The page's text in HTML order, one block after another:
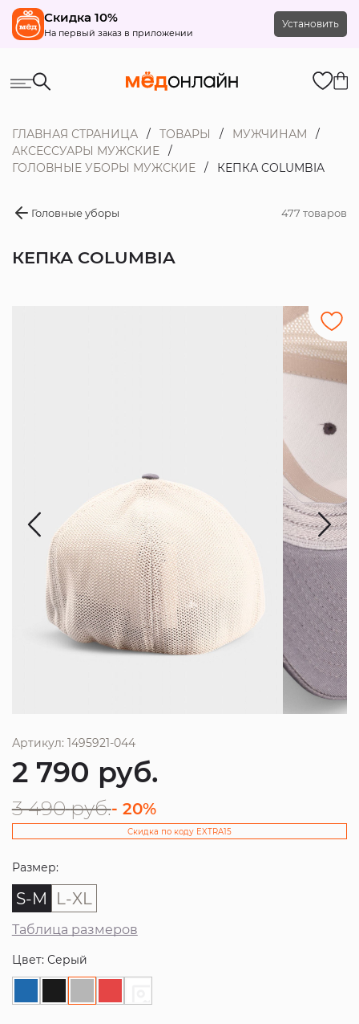
Скидка 10%
На первый заказ в приложении
Установить
ГЛАВНАЯ СТРАНИЦА ТОВАРЫ
МУЖЧИНАМ
АКСЕССУАРЫ МУЖСКИЕ
ГОЛОВНЫЕ УБОРЫ МУЖСКИЕ
КЕПКА COLUMBIA
Головные уборы 477 товаров
КЕПКА COLUMBIA
Артикул: 1495921-044
2 790 руб.
3 490 руб.- 20%
Скидка по коду EXTRA15
Размер:
S-M L-XL
Таблица размеров
Цвет: Серый